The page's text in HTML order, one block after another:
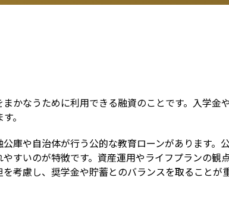
かなうために利用できる融資のことです。入学金
。
庫や自治体が行う公的な教育ローンがあります。
すいのが特徴です。資産運用やライフプランの観
考慮し、奨学金や貯蓄とのバランスを取ることが重